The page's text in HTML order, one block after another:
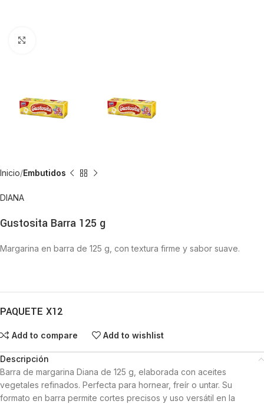
Inicio Embutidos
DIANA
Gustosita Barra 125 g
Margarina en barra de 125 g, con textura firme y sabor suave.
PAQUETE X12
Add to compare Add to wishlist
Descripción
Barra de margarina Diana de 125 g, elaborada con aceites
vegetales refinados. Perfecta para hornear, freír o untar. Su
formato en barra permite cortes precisos y uso versátil en la